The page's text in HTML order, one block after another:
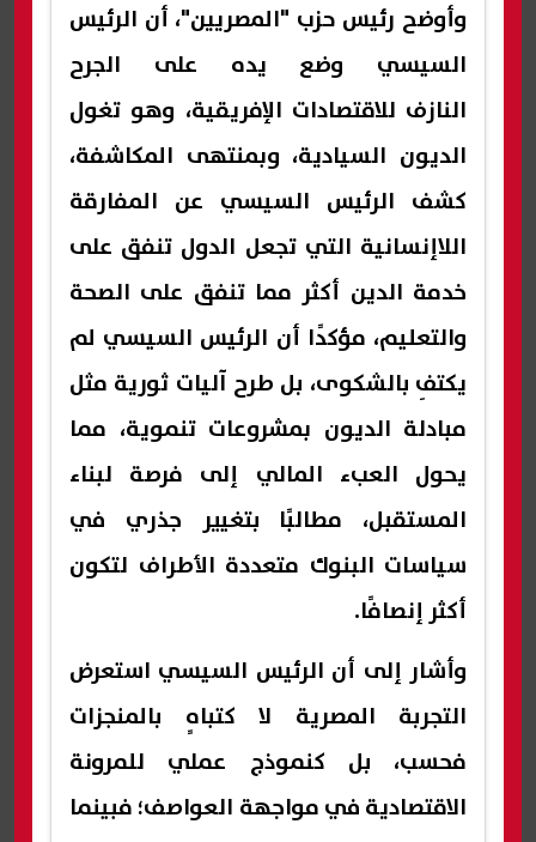
وأوضح رئيس حزب "المصريين"، أن الرئيس
السيسي وضع يده على الجرح
النازف للاقتصادات الإفريقية، وهو تغول
الديون السيادية، وبمنتهى المكاشفة،
كشف الرئيس السيسي عن المفارقة
اللاإنسانية التي تجعل الدول تنفق على
خدمة الدين أكثر مما تنفق على الصحة
والتعليم، مؤكدًا أن الرئيس السيسي لم
يكتفِ بالشكوى، بل طرح آليات ثورية مثل
مبادلة الديون بمشروعات تنموية، مما
يحول العبء المالي إلى فرصة لبناء
المستقبل، مطالبًا بتغيير جذري في
سياسات البنوك متعددة الأطراف لتكون
أكثر إنصافًا.
وأشار إلى أن الرئيس السيسي استعرض
التجربة المصرية لا كتباهٍ بالمنجزات
فحسب، بل كنموذج عملي للمرونة
الاقتصادية في مواجهة العواصف؛ فبينما